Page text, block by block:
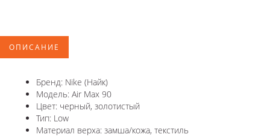
ОПИСАНИЕ
Бренд: Nike (Найк)
Модель: Air Max 90
Цвет: черный, золотистый
Тип: Low
Материал верха: замша/кожа, текстиль